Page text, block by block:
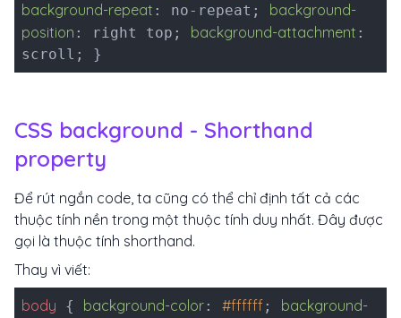
background-repeat : no-repeat; background-
position : right top; background-attachment :
scroll; }
CSS background - Shorthand
property
Để rút ngắn code, ta cũng có thể chỉ định tất cả các
thuộc tính nền trong một thuộc tính duy nhất. Đây được
gọi là thuộc tính shorthand.
Thay vì viết:
body { background-color: #ffffff; background-